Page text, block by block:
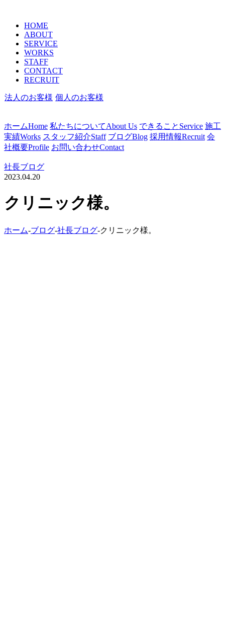
HOME
ABOUT
SERVICE
WORKS
STAFF
CONTACT
RECRUIT
法人のお客様 個人のお客様
ホームHome 私たちについてAbout Us できること Service 施工
実績Works スタッフ紹介Staff ブログBlog 採用情報Recruit 会
社概要Profile お問い合わせContact
社長ブログ
2023.04.20
クリニック様。
ホーム-ブログ-社長ブログ-クリニック様。